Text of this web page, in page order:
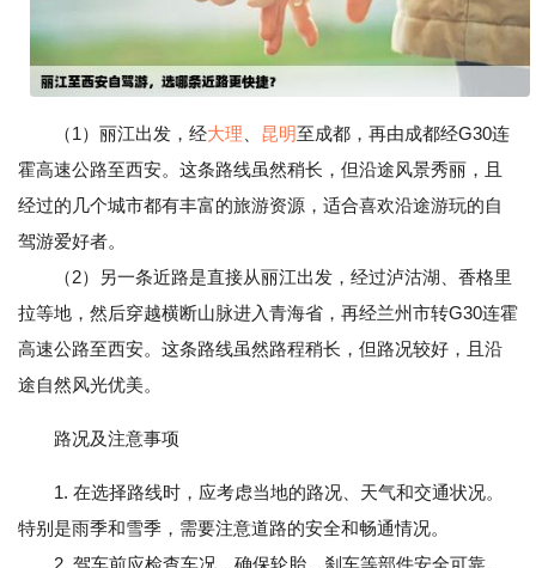
（1）丽江出发，经大理 昆明至成都，再由成都经G30连
霍高速公路至西安。这条路线虽然稍长，但沿途风景秀丽，且
经过的几个城市都有丰富的旅游资源，适合喜欢沿途游玩的自
驾游爱好者。
（2）另一条近路是直接从丽江出发，经过泸沽湖、香格里
拉等地，然后穿越横断山脉进入青海省，再经兰州市转G30连霍
高速公路至西安。这条路线虽然路程稍长，但路况较好，且沿
途自然风光优美。
路况及注意事项
1. 在选择路线时，应考虑当地的路况、天气和交通状况。
特别是雨季和雪季，需要注意道路的安全和畅通情况。
2. 驾车前应检查车况，确保轮胎、刹车等部件安全可靠。